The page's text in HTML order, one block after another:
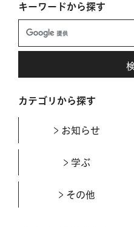
キーワードから探す
カテゴリから探す
お知らせ
学ぶ
その他